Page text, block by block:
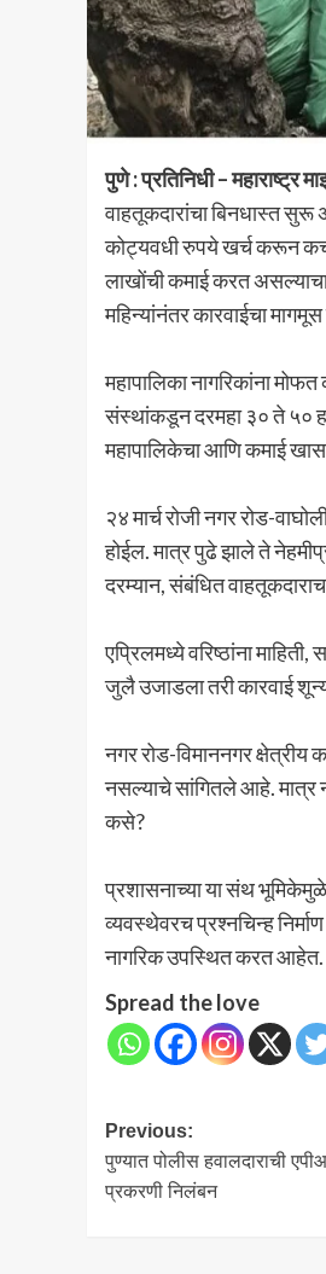
पुणे : प्रतिनिधी – महाराष्ट्र
वाहतूकदारांचा बिनधास्त सुरू
कोट्यवधी रुपये खर्च करून
लाखोंची कमाई करत
महिन्यांनंतर कारवाईचा मागमूस
महापालिका नागरिकांना
संस्थांकडून दरमहा ३० ते ५०
महापालिकेचा आणि कमाई
२४ मार्च रोजी नगर रोड-
होईल. मात्र पुढे झाले ते
दरम्यान, संबंधित
एप्रिलमध्ये वरिष्ठांना
जुलै उजाडला तरी कारवाई
नगर रोड-विमाननगर
नसल्याचे सांगितले आहे. मात्र
कसे?
प्रशासनाच्या या संथ
व्यवस्थेवरच प्रश्नचिन्ह
नागरिक उपस्थित करत आहेत.
Spread the love
Post
navigation
Previous:
पुण्यात पोलीस हवालदाराची
प्रकरणी निलंबन